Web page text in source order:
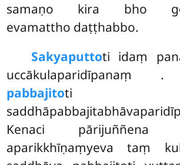
samaṇo kira bho
evamattho daṭṭhabbo.
Sakyaputtoti idaṃ
uccākulaparidīpanaṃ
pabbajitoti
Kenaci pārijuññena
aparikkhīṇaṃyevataṃ